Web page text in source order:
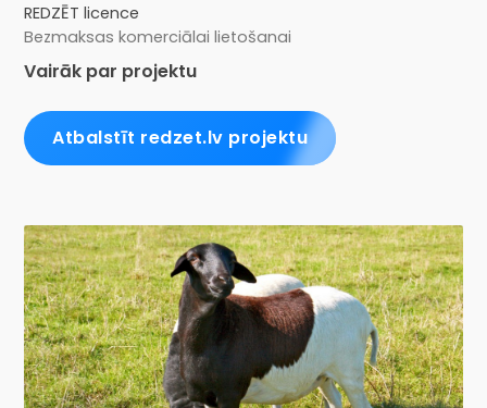
REDZĒT licence
Bezmaksas komerciālai lietošanai
Vairāk par projektu
Atbalstīt redzet.lv projektu